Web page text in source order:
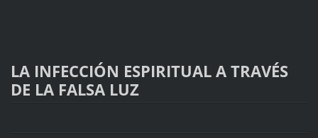
LA INFECCIÓN ESPIRITUAL A TRAVÉS
DE LA FALSA LUZ